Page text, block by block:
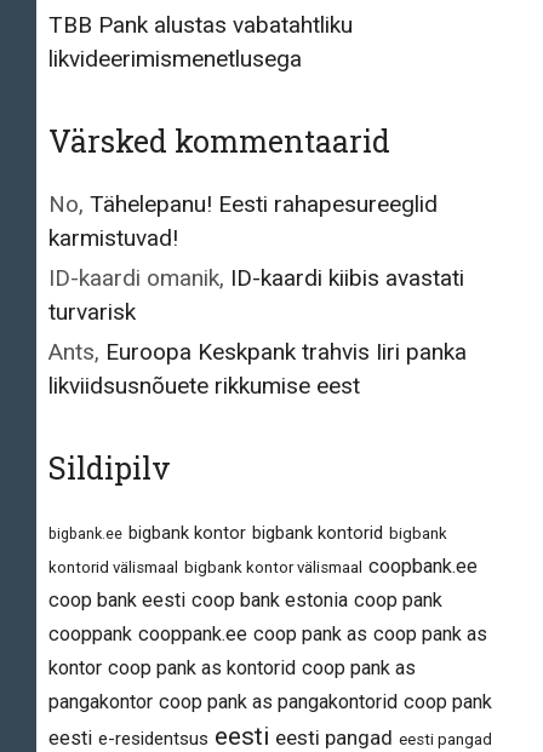
TBB Pank alustas vabatahtliku
likvideerimismenetlusega
Värsked kommentaarid
No, Tähelepanu! Eesti rahapesureeglid
karmistuvad!
ID-kaardi omanik, ID-kaardi kiibis avastati
turvarisk
Ants, Euroopa Keskpank trahvis Iiri panka
likviidsusnõuete rikkumise eest
Sildipilv
bigbank.ee bigbank kontor bigbank kontorid bigbank
kontorid välismaal
bigbank kontor välismaal coopbank.ee
coop bank eesti coop bank estonia coop pank
cooppank cooppank.ee coop pank as coop pank as
kontor coop pank as kontorid coop pank as
pangakontor coop pank as pangakontorid coop pank
eesti e-residentsus eesti eesti pangad eesti pangad